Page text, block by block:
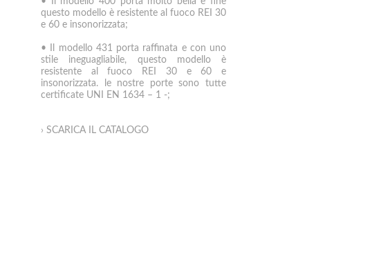
questo modello è resistente al fuoco REI 30
e 60 e insonorizzata;
• Il modello 431 porta raffinata e con uno
stile ineguagliabile, questo modello è
resistente al fuoco REI 30 e 60 e
insonorizzata. le nostre porte sono tutte
certificate UNI EN 1634 – 1 -;
› SCARICA IL CATALOGO